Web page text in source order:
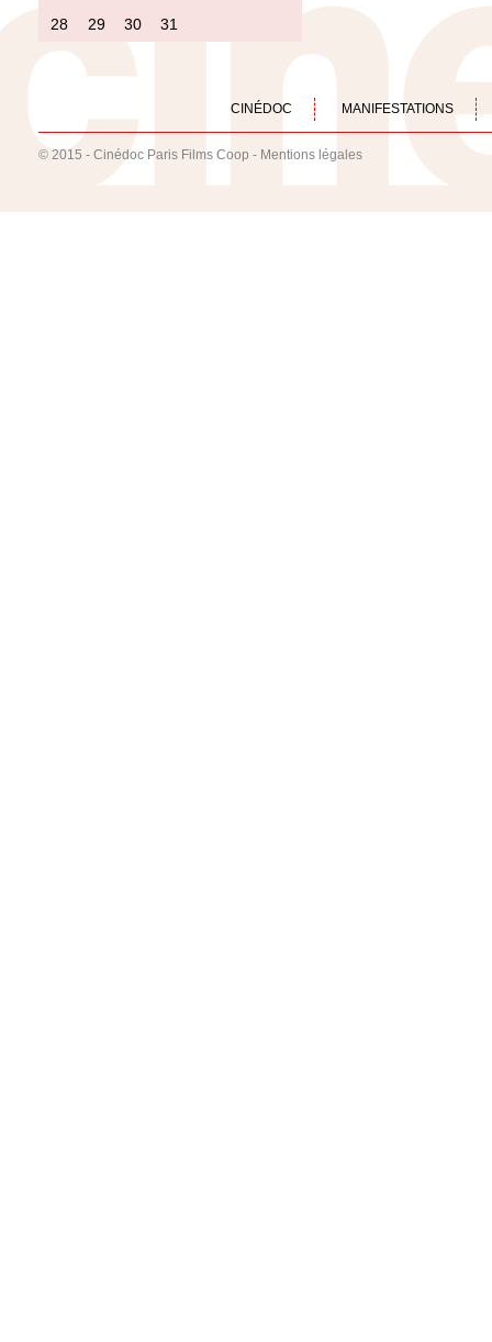
28
29 30 31
CINÉDOC MANIFESTATIONS
© 2015 - Cinédoc Paris Films Coop - Mentions légales